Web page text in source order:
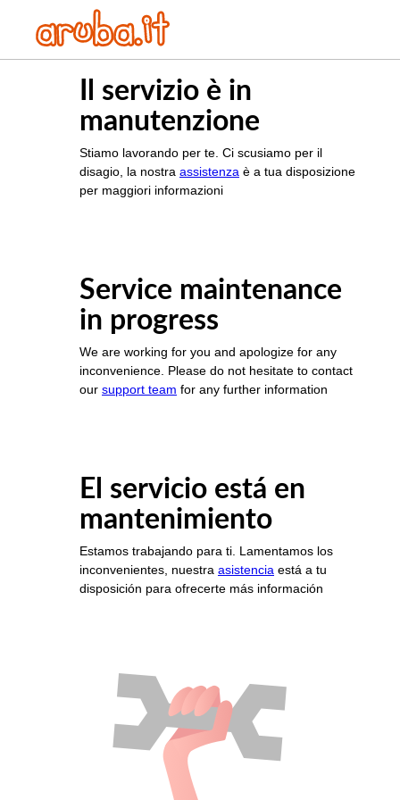
Il servizio è in
manutenzione
Stiamo lavorando per te. Ci scusiamo per il
disagio, la nostra assistenza è a tua disposizione
per maggiori informazioni
Service maintenance
in progress
We are working for you and apologize for any
inconvenience. Please do not hesitate to contact
our support team for any further information
El servicio está en
mantenimiento
Estamos trabajando para ti. Lamentamos los
inconvenientes, nuestra asistencia está a tu
disposición para ofrecerte más información